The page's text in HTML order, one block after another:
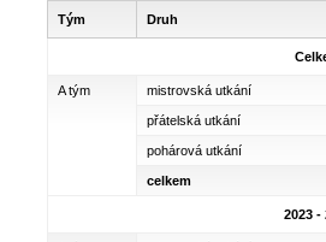
Tým Druh
A tým mistrovská utkání
přátelská utkání
pohárová utkání
celkem
2023 -